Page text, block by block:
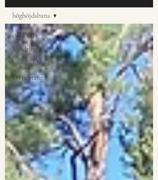
All Posts
Vandring
höghöjdsbana
Evenemang
höghöjdsbana